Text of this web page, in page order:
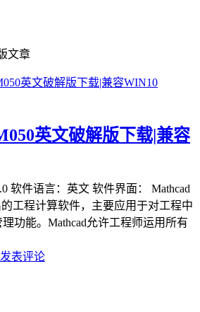
文章
英文破解版下载|兼容
软件语言：英文 软件界面： Mathcad
工程计算软件，主要应用于对工程中
功能。Mathcad允许工程师运用所有
发表评论